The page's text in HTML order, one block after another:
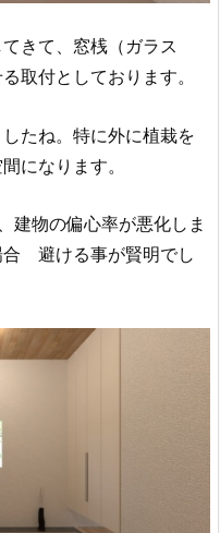
きて、窓桟（ガラス
取付としております。
たね。特に外に植栽を
になります。
建物の偏心率が悪化しま
合 避ける事が賢明でし